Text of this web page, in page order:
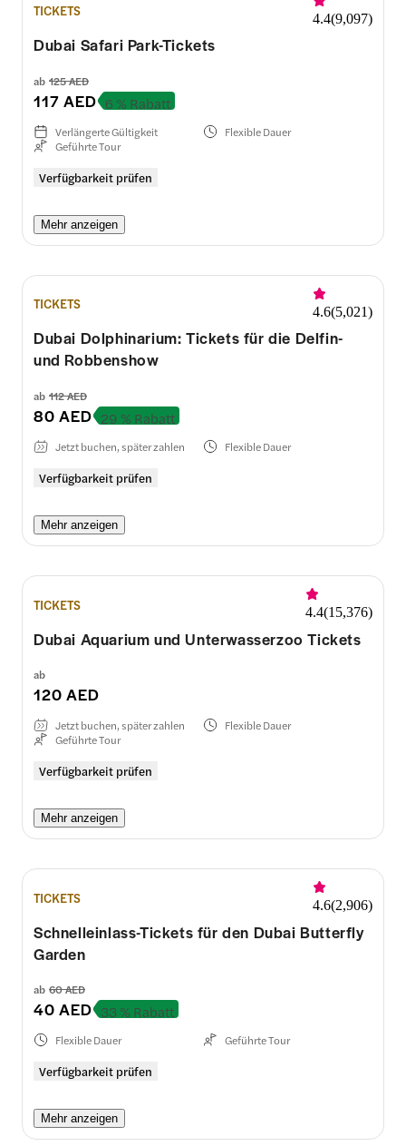
TICKETS 4.4(9,097)
Dubai Safari Park-Tickets
ab 125 AED
117 AED 6 % Rabatt
Verfügbarkeit prüfen
Verlängerte Gültigkeit
Flexible Dauer
Geführte Tour
Mehr anzeigen
TICKETS 4.6(5,021)
Dubai Dolphinarium: Tickets für die Delfin-
und Robbenshow
ab 112 AED
80 AED 29 % Rabatt
Verfügbarkeit prüfen
Jetzt buchen, später zahlen Flexible Dauer
Mehr anzeigen
TICKETS 4.4(15,376)
Dubai Aquarium und Unterwasserzoo Tickets
ab
120 AED
Verfügbarkeit prüfen
Jetzt buchen, später zahlen
Flexible Dauer
Geführte Tour
Mehr anzeigen
TICKETS 4.6(2,906)
Schnelleinlass-Tickets für den Dubai Butterfly
Garden
ab 60 AED
40 AED 33 % Rabatt
Verfügbarkeit prüfen
Flexible Dauer Geführte Tour
Mehr anzeigen